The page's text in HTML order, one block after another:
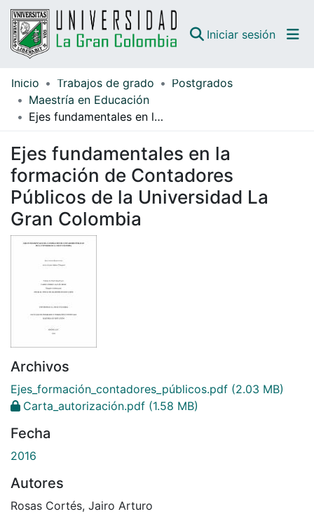
Iniciar sesión
Comunidades
Todo DSpace
Guías
Inicio Trabajos de grado
Postgrados
Maestría en Educación
Ejes fundamentales en la formación de Contadores Públicos de la Universidad La Gran Colombia
Ejes fundamentales en la
formación de Contadores
Públicos de la Universidad La
Gran Colombia
Archivos
Ejes_formación_contadores_públicos.pdf (2.03 MB)
Carta_autorización.pdf (1.58 MB)
Fecha
2016
Autores
Rosas Cortés, Jairo Arturo